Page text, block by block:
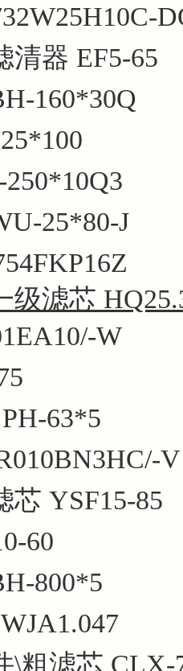
清器 EF5-65
160*30Q
25*80-J
级滤芯
W
63*5
V
芯 YSF15-85
60
800*5
\粗滤芯 CLX-